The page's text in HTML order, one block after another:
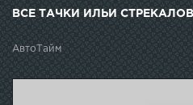
ВСЕ ТАЧКИ ИЛЬИ
АвтоТайм